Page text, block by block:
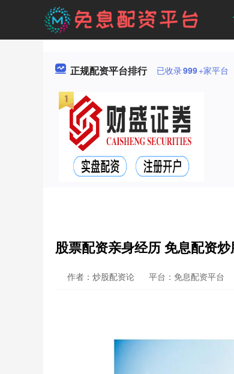
正规配资平台排行 已收录999+家平台
股票配资亲身经历 免息配资
作者：炒股配资论 平台：免息配资平台